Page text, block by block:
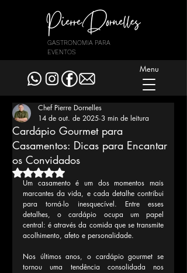
Menu
GASTRONOMIA PARA
EVENTOS
Cardápio Gourmet para
Casamentos: Dicas para Encantar
os Convidados
Chef Pierre Dornelles
14 de out. de 2025 3 min de leitura
Avaliado com NaN de 5 estrelas.
Um casamento é um dos momentos mais
marcantes da vida, e cada detalhe contribui
para torná-lo inesquecível. Entre esses
detalhes, o cardápio ocupa um papel
central: é através da comida que se transmite
acolhimento, afeto e personalidade.
Nos últimos anos, o cardápio gourmet se
tornou uma tendência consolidada nos